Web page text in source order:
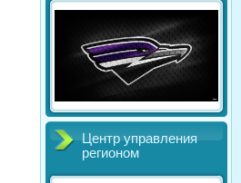
Центр управления
регионом